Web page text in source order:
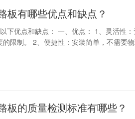
板有哪些优点和缺点？
下优点和缺点： 一、优点： 1、灵活性
限制。 2、便捷性：安装简单，不需要
板的质量检测标准有哪些？